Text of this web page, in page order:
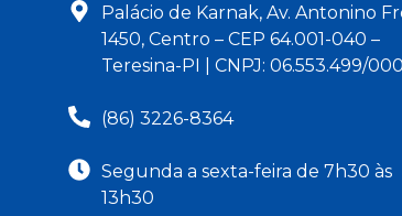
Palácio de Karnak, Av. Antonino
1450, Centro – CEP 64.001-040 –
Teresina-PI | CNPJ: 06.553.499/
(86) 3226-8364
Segunda a sexta-feira de 7h30 às
13h30